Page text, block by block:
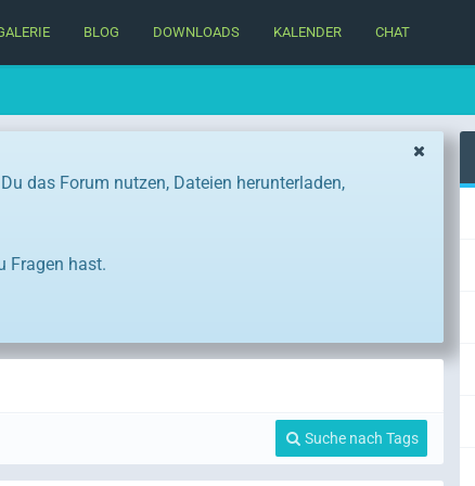
BLOG DOWNLOADS KALENDER CHAT
das Forum nutzen, Dateien herunterladen,
Fragen hast.
Suche nach Tags